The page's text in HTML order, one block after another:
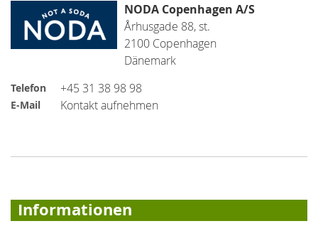
NODA Copenhagen A/S
Århusgade 88, st.
2100 Copenhagen
Dänemark
Telefon +45 31 38 98 98
E-Mail Kontakt aufnehmen
Informationen